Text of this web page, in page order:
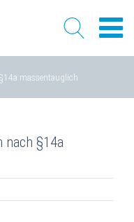
massentauglich
nach §14a